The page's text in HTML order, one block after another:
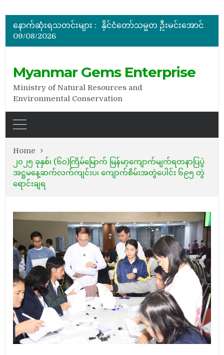
နောက်ဆုံးရသတင်းများ :
နိုင်ငံတော်သမ္မတ ဦးမင်းအောင်လှိုင် မိုးကုတ်ရတနာမြေမှရှာဖွေတွေ့ရှိသည့် ထူးခြားလှပပြီး အရွယ်အစားကြီးမားသည့် နီလာအရိုင်းတုံးကြီးအားကြည့်ရှု
အိတ်ဖွင့်တင်ဒါခေါ်ယူခြင်း
09/08/2026
Myanmar Gems Enterprise
Ministry of Natural Resources and
Environmental Conservation
Home
၂၀၂၅ ခုနှစ်၊ (၆၀)ကြိမ်မြောက် မြန်မာ့ကျောက်မျက်ရတနာပြပွဲ
အဋ္ဌမနေ့ဆက်လက်ကျင်းပ၊ ကျောက်စိမ်းအတွဲပေါင်း ၆၉၅ တွဲ
ရောင်းချရ